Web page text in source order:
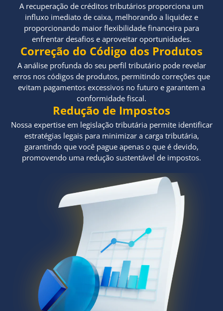
A recuperação de créditos tributários proporciona um
influxo imediato de caixa, melhorando a liquidez e
proporcionando maior flexibilidade financeira para
enfrentar desafios e aproveitar oportunidades.
Correção do Código dos Produtos
A análise profunda do seu perfil tributário pode revelar
erros nos códigos de produtos, permitindo correções que
evitam pagamentos excessivos no futuro e garantem a
conformidade fiscal.
Redução de Impostos
Nossa expertise em legislação tributária permite identificar
estratégias legais para minimizar a carga tributária,
garantindo que você pague apenas o que é devido,
promovendo uma redução sustentável de impostos.